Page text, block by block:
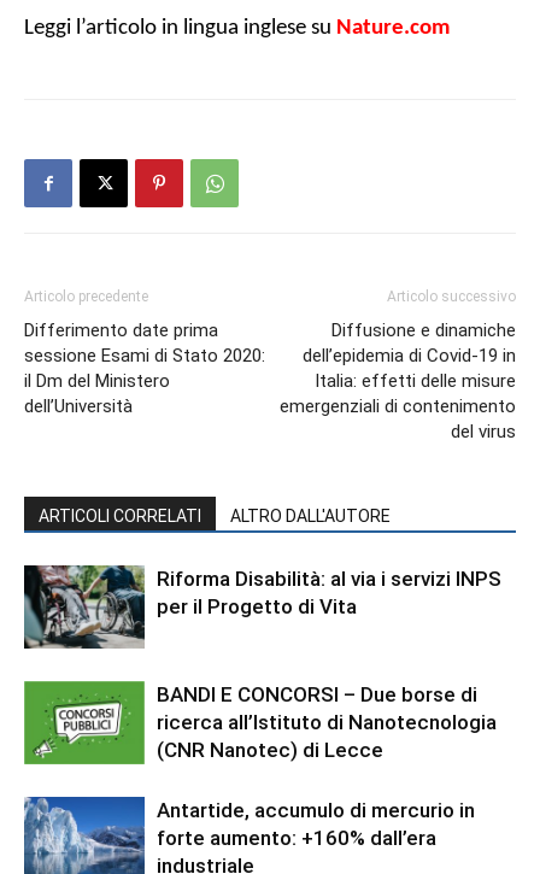
Leggi l’articolo in lingua inglese su Nature.com
Articolo precedente
Differimento date prima
sessione Esami di Stato 2020:
il Dm del Ministero
dell’Università
Articolo successivo
Diffusione e dinamiche
dell’epidemia di Covid-19 in
Italia: effetti delle misure
emergenziali di contenimento
del virus
ARTICOLI CORRELATI ALTRO DALL'AUTORE
Riforma Disabilità: al via i servizi INPS
per il Progetto di Vita
BANDI E CONCORSI – Due borse di
ricerca all’Istituto di Nanotecnologia
(CNR Nanotec) di Lecce
Antartide, accumulo di mercurio in
forte aumento: +160% dall’era
industriale